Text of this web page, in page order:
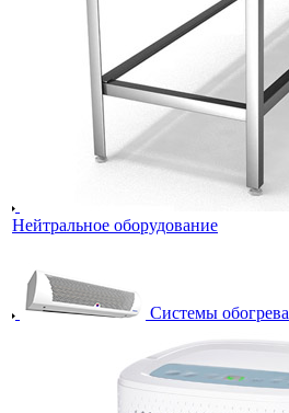
Нейтральное оборудование
Системы обогрева